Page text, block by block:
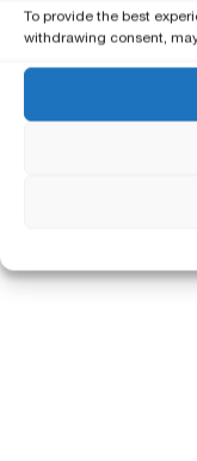
To provide the best
withdrawing consent,